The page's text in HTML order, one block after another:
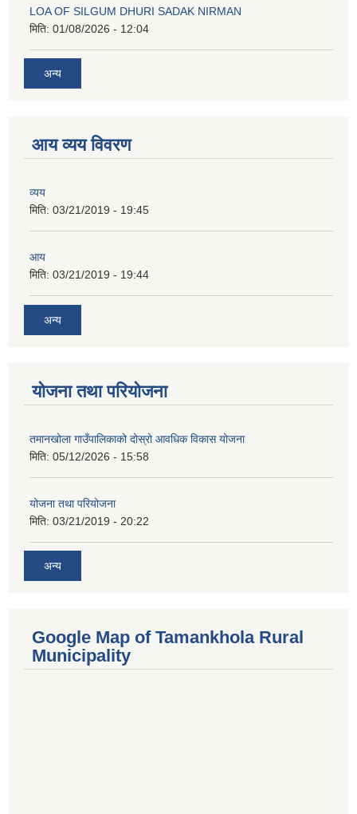
LOA OF SILGUM DHURI SADAK NIRMAN
मिति: 01/08/2026 - 12:04
अन्य
आय व्यय विवरण
व्यय
मिति: 03/21/2019 - 19:45
आय
मिति: 03/21/2019 - 19:44
अन्य
योजना तथा परियोजना
तमानखोला गाउँपालिकाको दोस्रो आवधिक विकास योजना
मिति: 05/12/2026 - 15:58
योजना तथा परियोजना
मिति: 03/21/2019 - 20:22
अन्य
Google Map of Tamankhola Rural
Municipality